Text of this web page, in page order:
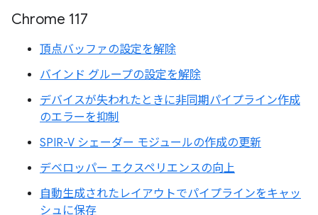
Chrome 117
頂点バッファの設定を解除
バインド グループの設定を解除
デバイスが失われたときに非同期パイプライン作成
のエラーを抑制
SPIR-V シェーダー モジュールの作成の更新
デベロッパー エクスペリエンスの向上
自動生成されたレイアウトでパイプラインをキャッ
シュに保存